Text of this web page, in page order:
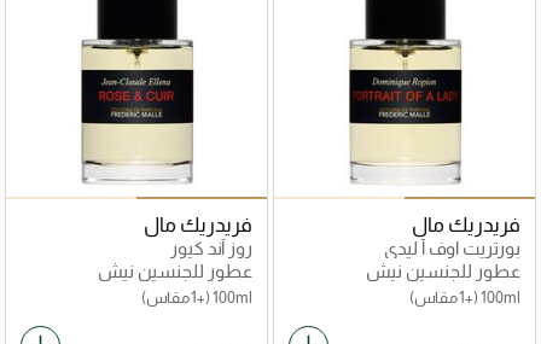
فريدريك مال
بورتريت اوف أ ليدي
عطور للجنسين نيش
100ml (+1 مقاس)
فريدريك مال
روز آند كيور
عطور للجنسين نيش
100ml (+1 مقاس)